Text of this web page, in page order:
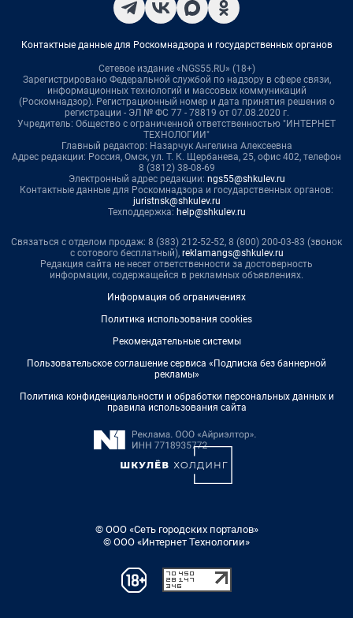
Контактные данные для Роскомнадзора и государственных органов
Сетевое издание «NGS55.RU» (18+)
Зарегистрировано Федеральной службой по надзору в сфере связи,
информационных технологий и массовых коммуникаций
(Роскомнадзор). Регистрационный номер и дата принятия решения о
регистрации - ЭЛ № ФС 77 - 78819 от 07.08.2020 г.
Учредитель: Общество с ограниченной ответственностью "ИНТЕРНЕТ
ТЕХНОЛОГИИ"
Главный редактор: Назарчук Ангелина Алексеевна
Адрес редакции: Россия, Омск, ул. Т. К. Щербанева, 25, офис 402, телефон
8 (3812) 38-08-69
Электронный адрес редакции: ngs55@shkulev.ru
Контактные данные для Роскомнадзора и государственных органов:
juristnsk@shkulev.ru
Техподдержка: help@shkulev.ru
Связаться с отделом продаж: 8 (383) 212-52-52, 8 (800) 200-03-83 (звонок
с сотового бесплатный), reklamangs@shkulev.ru
Редакция сайта не несет ответственности за достоверность
информации, содержащейся в рекламных объявлениях.
Информация об ограничениях
Политика использования cookies
Рекомендательные системы
Пользовательское соглашение сервиса «Подписка без баннерной
рекламы»
Политика конфиденциальности и обработки персональных данных и
правила использования сайта
© ООО «Сеть городских порталов»
© ООО «Интернет Технологии»